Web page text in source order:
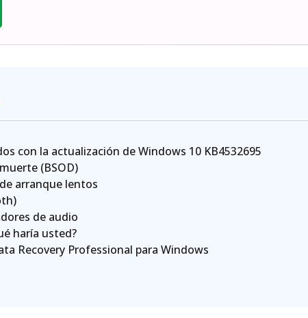
con la actualización de Windows 10 KB4532695
(BSOD)
arranque lentos
de audio
haría usted?
Recovery Professional para Windows